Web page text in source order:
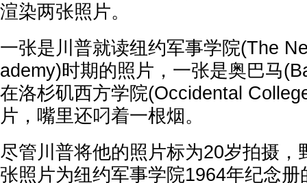
渲染两张照片。
一张是川普就读纽约军事学院(The
ademy)时期的照片，一张是奥巴马
在洛杉矶西方学院(Occidental
片，嘴里还叼着一根烟。
尽管川普将他的照片标为20岁拍摄，
张照片为纽约军事学院1964年纪念